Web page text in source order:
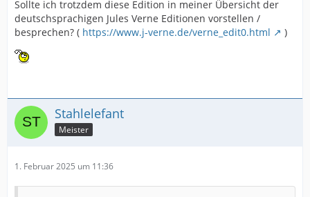
Sollte ich trotzdem diese Edition in meiner Übersicht der
deutschsprachigen Jules Verne Editionen vorstellen /
besprechen? ( https://www.j-verne.de/verne_edit0.html )
Stahlelefant
Meister
1. Februar 2025 um 11:36